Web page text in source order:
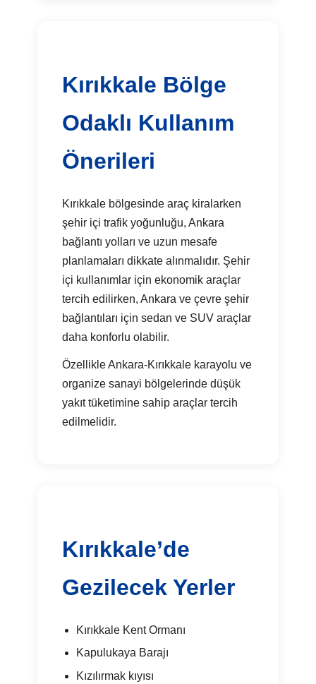
Kırıkkale Bölge
Odaklı Kullanım
Önerileri
Kırıkkale bölgesinde araç kiralarken
şehir içi trafik yoğunluğu, Ankara
bağlantı yolları ve uzun mesafe
planlamaları dikkate alınmalıdır. Şehir
içi kullanımlar için ekonomik araçlar
tercih edilirken, Ankara ve çevre şehir
bağlantıları için sedan ve SUV araçlar
daha konforlu olabilir.
Özellikle Ankara-Kırıkkale karayolu ve
organize sanayi bölgelerinde düşük
yakıt tüketimine sahip araçlar tercih
edilmelidir.
Kırıkkale’de
Gezilecek Yerler
Kırıkkale Kent Ormanı
Kapulukaya Barajı
Kızılırmak kıyısı